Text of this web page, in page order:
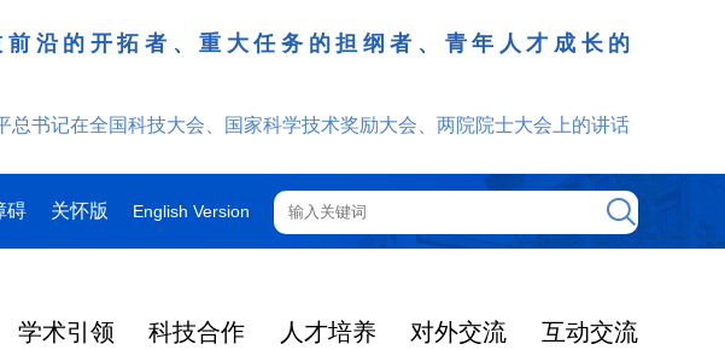
沿的开拓者、重大任务的担纲者、青年人才成长的
书记在全国科技大会、国家科学技术奖励大会、两院院士大会上的讲话
碍 关怀版 English Version
学术引领 科技合作 人才培养 对外交流 互动交流